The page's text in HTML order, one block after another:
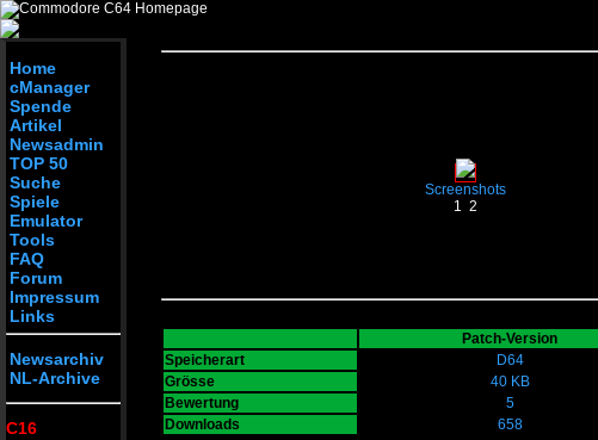
Home
cManager
Spende
Artikel
Newsadmin
TOP 50
Suche
Spiele
Emulator
Tools
FAQ
Forum
Impressum
Links
Newsarchiv
NL-Archive
C16
Screenshots
1 2
Patch-Version
Speicherart
D64
Grösse
40 KB
Bewertung
5
Downloads
658